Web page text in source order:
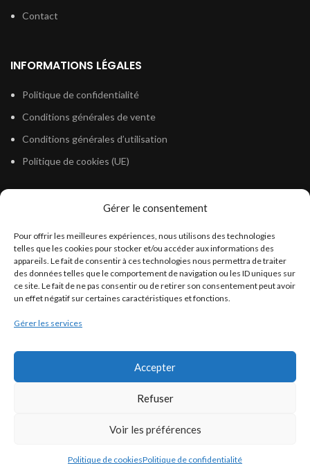
Gérer le consentement
Pour offrir les meilleures expériences, nous utilisons des technologies
telles que les cookies pour stocker et/ou accéder aux informations des
appareils. Le fait de consentir à ces technologies nous permettra de traiter
des données telles que le comportement de navigation ou les ID uniques sur
ce site. Le fait de ne pas consentir ou de retirer son consentement peut avoir
un effet négatif sur certaines caractéristiques et fonctions.
Gérer les services
Accepter
Refuser
Voir les préférences
Politique de cookiesPolitique de confidentialité
Contact
INFORMATIONS LÉGALES
Politique de confidentialité
Conditions générales de vente
Conditions générales d’utilisation
Politique de cookies (UE)
Législation Gasoil Fioul GNR
Législation Essence
Législation Adblue
Législation Eau
Législation Lubrifiant
Législation Phytosanitaire